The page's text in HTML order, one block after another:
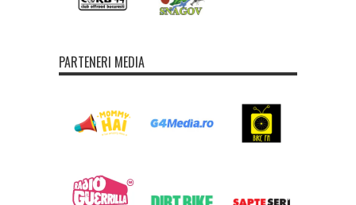
PARTENERI MEDIA